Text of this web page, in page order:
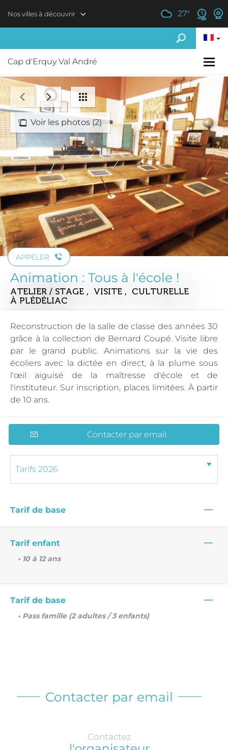
Nos villes à découvrir 27°
Cap d'Erquy Val André
Voir les photos (2)
APPELER
Animation : Tous à l'école !
ATELIER / STAGE , VISITE , CULTURELLE
À PLÉDÉLIAC
Reconstruction de la salle de classe des années 30
grâce à la collection de Bernard Coupé. Visite libre
par le grand public. Animations sur la vie des
écoliers avec la dictée en direct, à la plume sous
l'œil aiguisé de la maîtresse d'école et de
l'instituteur. Sur inscription, places limitées. À partir
de 10 ans.
Contacter par email
Tarif de base —
Tarif enfant —
• 10 à 12 ans
Tarif de base —
• Pass famille (2 adultes / 3 enfants)
Contacter par email
Contactez